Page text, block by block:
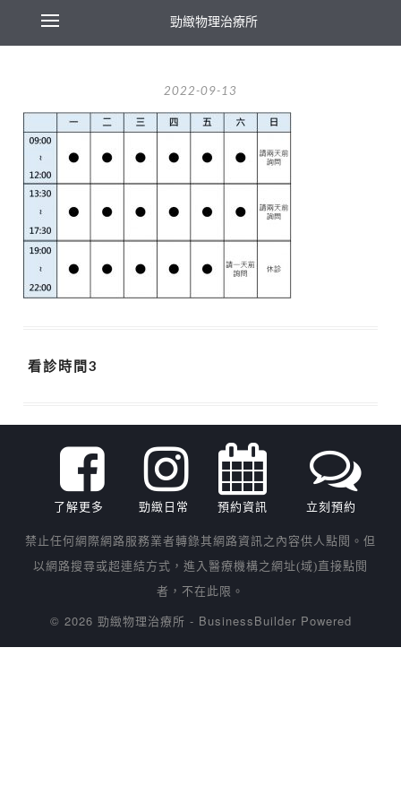
勁緻物理治療所
2022-09-13
看診時間3
了解更多 勁緻日常 預約資訊 立刻預約
禁止任何網際網路服務業者轉錄其網路資訊之內容供人點閱。但
以網路搜尋或超連結方式，進入醫療機構之網址(域)直接點閱
者，不在此限。
© 2026 勁緻物理治療所 - BusinessBuilder Powered